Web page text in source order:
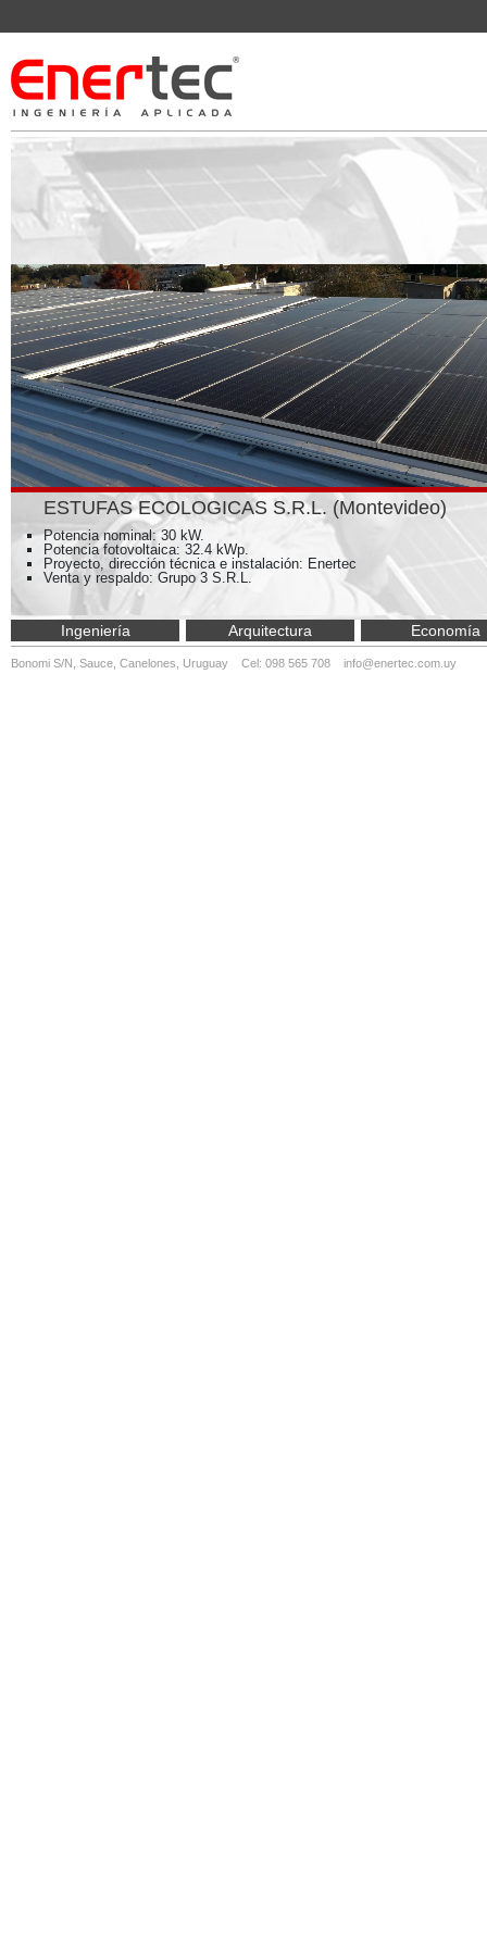
ESTUFAS ECOLOGICAS S.R.L. (Montevideo)
Potencia nominal: 30 kW.
Potencia fotovoltaica: 32.4 kWp.
Proyecto, dirección técnica e instalación: Enertec
Venta y respaldo: Grupo 3 S.R.L.
Ingeniería Arquitectura Economía
Bonomi S/N, Sauce, Canelones, Uruguay Cel: 098 565 708 info@enertec.com.uy